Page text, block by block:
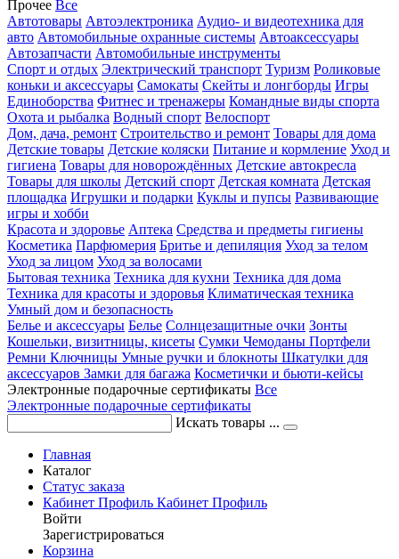
Прочее Все
Автотовары Автоэлектроника Аудио- и видеотехника для
авто Автомобильные охранные системы Автоаксессуары
Автозапчасти Автомобильные инструменты
Спорт и отдых Электрический транспорт Туризм Роликовые
коньки и аксессуары Самокаты Скейты и лонгборды Игры
Единоборства Фитнес и тренажеры Командные виды спорта
Охота и рыбалка Водный спорт Велоспорт
Дом, дача, ремонт Строительство и ремонт Товары для дома
Детские товары Детские коляски Питание и кормление Уход и
гигиена Товары для новорождённых Детские автокресла
Товары для школы Детский спорт Детская комната Детская
площадка Игрушки и подарки Куклы и пупсы Развивающие
игры и хобби
Красота и здоровье Аптека Средства и предметы гигиены
Косметика Парфюмерия Бритье и депиляция Уход за телом
Уход за лицом Уход за волосами
Бытовая техника Техника для кухни Техника для дома
Техника для красоты и здоровья Климатическая техника
Умный дом и безопасность
Белье и аксессуары Белье Солнцезащитные очки Зонты
Кошельки, визитницы, кисеты Сумки Чемоданы Портфели
Ремни Ключницы Умные ручки и блокноты Шкатулки для
аксессуаров Замки для багажа Косметички и бьюти-кейсы
Электронные подарочные сертификаты Все
Электронные подарочные сертификаты
Искать товары ...
Главная
Каталог
Статус заказа
Кабинет Профиль Кабинет Профиль
Войти
Зарегистрироваться
Корзина